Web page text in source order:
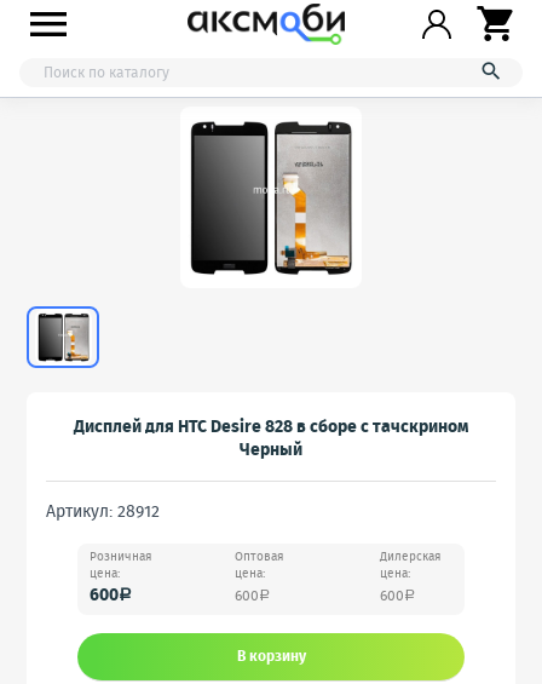



Дисплей для HTC Desire 828 в сборе с тачскрином
Черный
Артикул: 28912
Розничная
цена:
600a
Оптовая
цена:
600 a
Дилерская
цена:
600 a
В корзину